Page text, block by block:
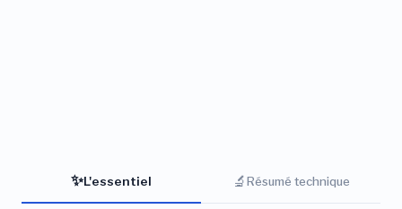
✨L'essentiel 🔬Résumé technique